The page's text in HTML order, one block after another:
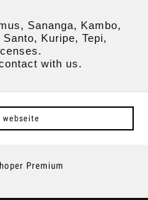
Sananga, Kambo,
Kuripe, Tepi,
with us.
Premium